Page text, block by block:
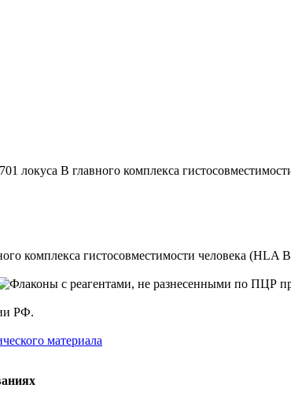
В главного комплекса
комплекса гистосовместимости человека (HLA
РФ.
материала